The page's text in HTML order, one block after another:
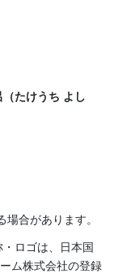
たけうち よし
合があります。
ロゴは、日本国
ム株式会社の登録